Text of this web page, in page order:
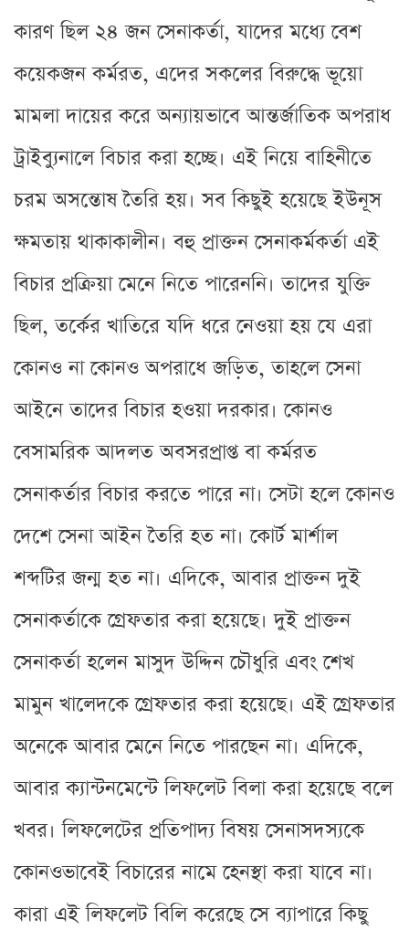
কারণ ছিল ২৪ জন সেনাকর্তা, যাদের মধ্যে বেশ
কয়েকজন কর্মরত, এদের সকলের বিরুদ্ধে ভূয়ো
মামলা দায়ের করে অন্যায়ভাবে আন্তর্জাতিক অপরাধ
ট্রাইব্যুনালে বিচার করা হচ্ছে। এই নিয়ে বাহিনীতে
চরম অসন্তোষ তৈরি হয়। সব কিছুই হয়েছে ইউনূস
ক্ষমতায় থাকাকালীন। বহু প্রাক্তন সেনাকর্মকর্তা এই
বিচার প্রক্রিয়া মেনে নিতে পারেননি। তাদের যুক্তি
ছিল, তর্কের খাতিরে যদি ধরে নেওয়া হয় যে এরা
কোনও না কোনও অপরাধে জড়িত, তাহলে সেনা
আইনে তাদের বিচার হওয়া দরকার। কোনও
বেসামরিক আদলত অবসরপ্রাপ্ত বা কর্মরত
সেনাকর্তার বিচার করতে পারে না। সেটা হলে কোনও
দেশে সেনা আইন তৈরি হত না। কোর্ট মার্শাল
শব্দটির জন্ম হত না। এদিকে, আবার প্রাক্তন দুই
সেনাকর্তাকে গ্রেফতার করা হয়েছে। দুই প্রাক্তন
সেনাকর্তা হলেন মাসুদ উদ্দিন চৌধুরি এবং শেখ
মামুন খালেদকে গ্রেফতার করা হয়েছে। এই গ্রেফতার
অনেকে আবার মেনে নিতে পারছেন না। এদিকে,
আবার ক্যান্টনমেন্টে লিফলেট বিলা করা হয়েছে বলে
খবর। লিফলেটের প্রতিপাদ্য বিষয় সেনাসদস্যকে
কোনওভাবেই বিচারের নামে হেনস্থা করা যাবে না।
কারা এই লিফলেট বিলি করেছে সে ব্যাপারে কিছু